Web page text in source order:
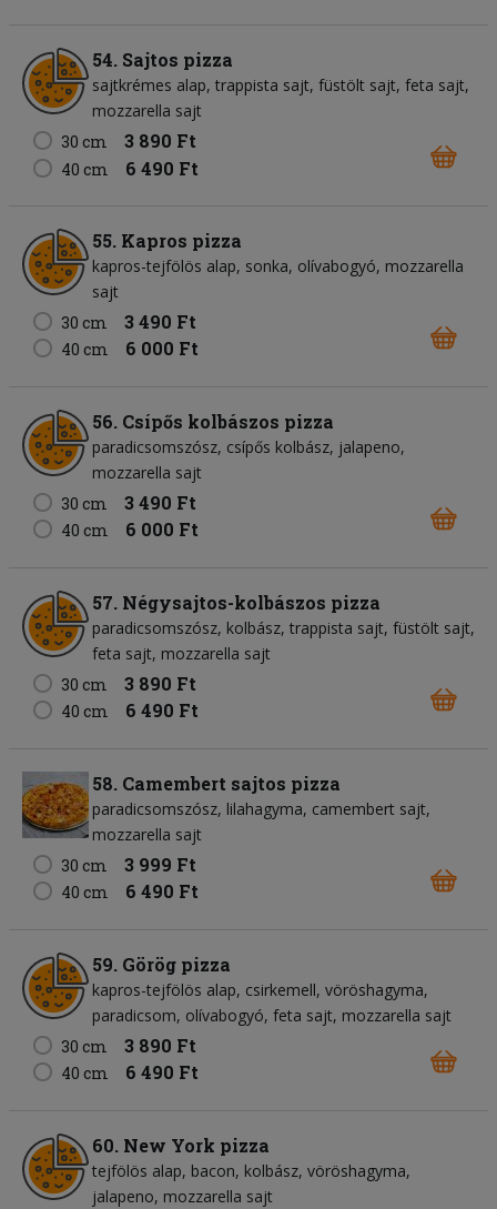
54. Sajtos pizza
sajtkrémes alap trappista sajt füstölt sajt feta sajt
mozzarella sajt
30 cm
3 890 Ft
40 cm 6 490 Ft
55. Kapros pizza
kapros-tejfölös alap sonka olívabogyó mozzarella
sajt
30 cm
3 490 Ft
40 cm 6 000 Ft
56. Csípős kolbászos pizza
paradicsomszósz csípős kolbász jalapeno
mozzarella sajt
30 cm
3 490 Ft
40 cm 6 000 Ft
57. Négysajtos-kolbászos pizza
paradicsomszósz kolbász trappista sajt füstölt sajt
feta sajt mozzarella sajt
30 cm
3 890 Ft
40 cm 6 490 Ft
58. Camembert sajtos pizza
paradicsomszósz lilahagyma camembert sajt
mozzarella sajt
30 cm
3 999 Ft
40 cm 6 490 Ft
59. Görög pizza
kapros-tejfölös alap csirkemell vöröshagyma
paradicsom olívabogyó feta sajt mozzarella sajt
30 cm
3 890 Ft
40 cm 6 490 Ft
60. New York pizza
tejfölös alap bacon kolbász vöröshagyma
jalapeno mozzarella sajt